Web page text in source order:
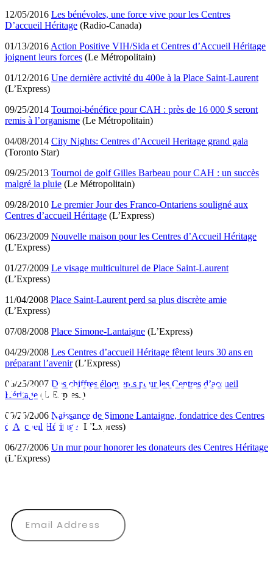
12/05/2016 Les bénévoles, une force vive pour les Centres
D’accueil Héritage (Radio-Canada)
01/13/2016 Action Positive VIH/Sida et Centres d’Accueil Héritage
joignent leurs forces (Le Métropolitain)
01/12/2016 Une dernière activité du 400e à la Place Saint-Laurent
(L’Express)
09/25/2014 Tournoi-bénéfice pour CAH : près de 16 000 $ seront
remis à l’organisme (Le Métropolitain)
04/08/2014 City Nights: Centres d’Accueil Heritage grand gala
(Toronto Star)
09/25/2013 Tournoi de golf Gilles Barbeau pour CAH : un succès
malgré la pluie (Le Métropolitain)
09/28/2010 Le premier Jour des Franco-Ontariens souligné aux
Centres d’accueil Héritage (L’Express)
06/23/2009 Nouvelle maison pour les Centres d’Accueil Héritage
(L’Express)
01/27/2009 Le visage multiculturel de Place Saint-Laurent
(L’Express)
11/04/2008 Place Saint-Laurent perd sa plus discrète amie
(L’Express)
07/08/2008 Place Simone-Lantaigne (L’Express)
04/29/2008 Les Centres d’accueil Héritage fêtent leurs 30 ans en
préparant l’avenir(L’Express)
06/25/2007 Des chiffres éloquents pour les Centres d’accueil
Héritage (L’Express)
09/26/2006 Naissance de Simone Lantaigne, fondatrice des Centres
d’Accueil Héritage (L’Express)
06/27/2006 Un mur pour honorer les donateurs des Centres Héritage
(L’Express)
Centres d’Accueil
Héritage
CONTACT US